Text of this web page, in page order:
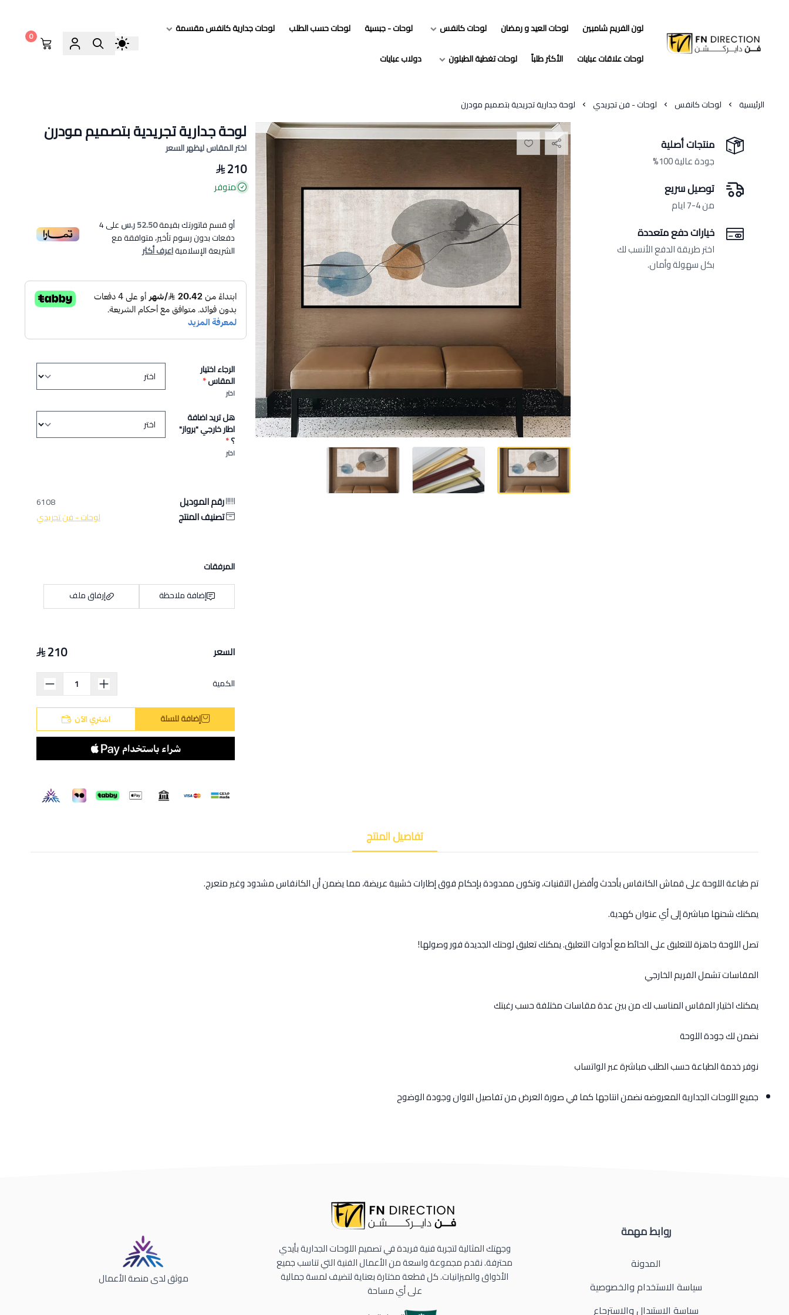
فن دايركشن
لون الفريم شامبين لوحات العيد و رمضان لوحات كانفس لوحات - جبسية لوحات حسب الطلب
لوحات جدارية كانفس مقسمة
لوحات علاقات عبايات
الأكثر طلباً لوحات تغطية الطبلون دولاب عبايات
0
الرئيسية لوحات كانفس لوحات - فن تجريدي لوحة جدارية تجريدية بتصميم مودرن
لوحة جدارية تجريدية بتصميم مودرن
اختر المقاس ليظهر السعر
210
متوفر
أو قسم فاتورتك بقيمة52.50 ر.س على4
دفعات بدون رسوم تأخير، متوافقة مع
الشريعة الإسلاميةاعرف أكثر
الرجاء اختيار
المقاس*
اختر
هل تريد اضافة
اطار خارجي "برواز"
؟*
اختر
رقم الموديل 6108
تصنيف المنتج لوحات - فن تجريدي
المرفقات
إضافة ملاحظة
إرفاق ملف
السعر 210
الكمية
إضافة للسلة اشتري الآن
منتجات أصلية
جودة عالية 100%
توصيل سريع
من 4-7 ايام
خيارات دفع متعددة
اختر طريقة الدفع الأنسب لك
بكل سهولة وأمان.
تفاصيل المنتج
تم طباعة اللوحة على قماش الكانفاس بأحدث وأفضل التقنيات، وتكون ممدودة بإحكام فوق إطارات خشبية عريضة، مما يضمن أن الكانفاس مشدود وغير متعرج.
يمكنك شحنها مباشرة إلى أي عنوان كهدية.
تصل اللوحة جاهزة للتعليق على الحائط مع أدوات التعليق. يمكنك تعليق لوحتك الجديدة فور وصولها!
المقاسات تشمل الفريم الخارجي
يمكنك اختيار المقاس المناسب لك من بين عدة مقاسات مختلفة حسب رغبتك
نضمن لك جودة اللوحة
نوفر خدمة الطباعة حسب الطلب مباشرة عبر الواتساب
جميع اللوحات الجدارية المعروضه نضمن انتاجها كما في صورة العرض من تفاصيل الاوان وجودة الوضوح
روابط مهمة
المدونة
سياسة الاستخدام والخصوصية
سياسة الاستبدال والاسترجاع
وجهتك المثالية لتجربة فنية فريدة في تصميم اللوحات الجدارية بأيدي
محترفة. نقدم مجموعة واسعة من الأعمال الفنية التي تناسب جميع
الأذواق والميزانيات. كل قطعة مختارة بعناية لتضيف لمسة جمالية
على أي مساحة
موثق لدى منصة الأعمال